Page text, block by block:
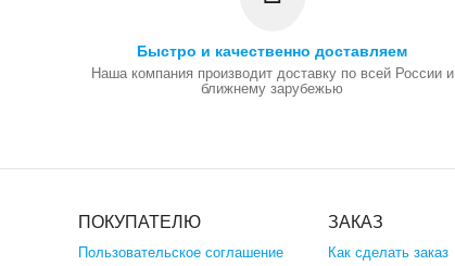
Быстро и качественно доставляем
Наша компания производит доставку по всей России и
ближнему зарубежью
ПОКУПАТЕЛЮ
Пользовательское соглашение
ЗАКАЗ
Как сделать заказ